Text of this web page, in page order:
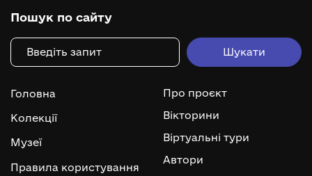
Пошук по сайту
Головна
Колекції
Музеї
Правила користування
Про проєкт
Вікторини
Віртуальні тури
Автори